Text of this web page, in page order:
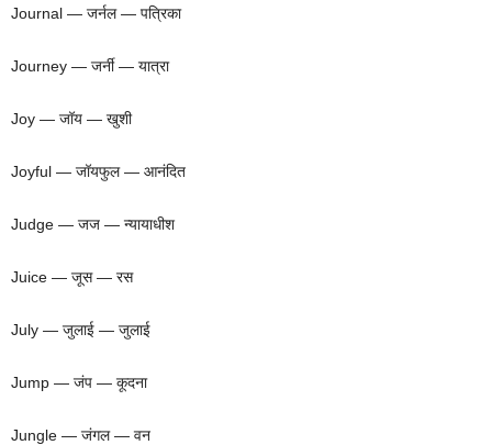
Journal — जर्नल — पत्रिका
Journey — जर्नी — यात्रा
Joy — जॉय — खुशी
Joyful — जॉयफुल — आनंदित
Judge — जज — न्यायाधीश
Juice — जूस — रस
July — जुलाई — जुलाई
Jump — जंप — कूदना
Jungle — जंगल — वन